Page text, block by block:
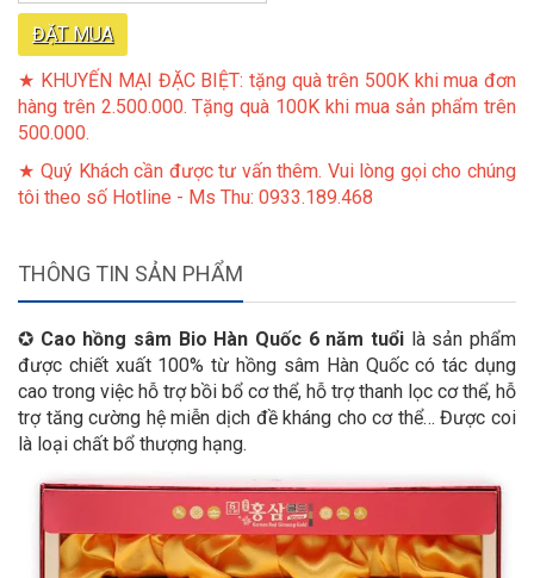
ĐẶT MUA
★ KHUYẾN MẠI ĐẶC BIỆT: tặng quà trên 500K khi mua đơn
hàng trên 2.500.000. Tặng quà 100K khi mua sản phẩm trên
500.000.
★ Quý Khách cần được tư vấn thêm. Vui lòng gọi cho chúng
tôi theo số Hotline - Ms Thu: 0933.189.468
THÔNG TIN SẢN PHẨM
✪ Cao hồng sâm Bio Hàn Quốc 6 năm tuổi là sản phẩm
được chiết xuất 100% từ hồng sâm Hàn Quốc có tác dụng
cao trong việc hỗ trợ bồi bổ cơ thể, hỗ trợ thanh lọc cơ thể, hỗ
trợ tăng cường hệ miễn dịch đề kháng cho cơ thể… Được coi
là loại chất bổ thượng hạng.